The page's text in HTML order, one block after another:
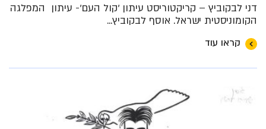
דני לבקוביץ – קריקטוריסט עיתון 'קול העם'- עיתון המפלגה
הקומוניסטית ישראל. אוסף לבקוביץ...
קראו עוד